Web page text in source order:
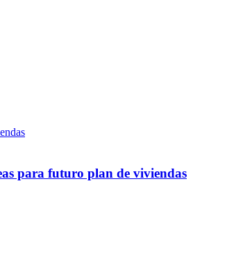
para futuro plan de viviendas